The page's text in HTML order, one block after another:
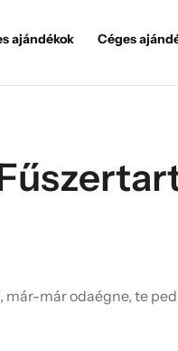
ajándékok Céges
már-már odaégne, te